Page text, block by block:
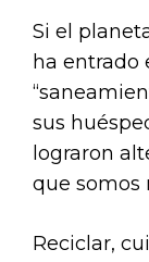
Si el
ha entrado
sus
lograron
que somos
Reciclar,